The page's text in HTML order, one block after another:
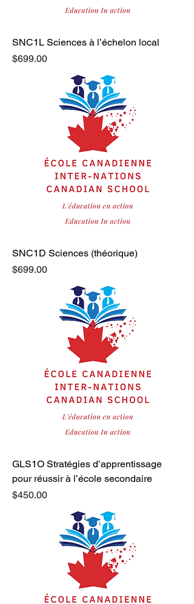
SNC1L Sciences à l’échelon local
Price
$699.00
SNC1D Sciences (théorique)
Price
$699.00
GLS1O Stratégies d’apprentissage
pour réussir à l’école secondaire
Price
$450.00